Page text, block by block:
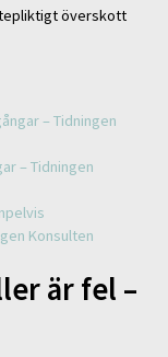
överskott
– Tidningen
– Tidningen
Konsulten
är fel –